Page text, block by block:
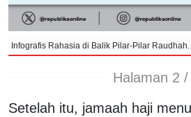
Infografis Rahasia di Balik Pilar-Pilar
Halaman 2 /
Setelah itu, jamaah haji